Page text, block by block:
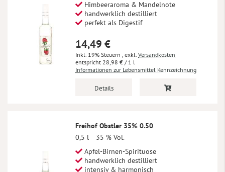
Himbeeraroma & Mandelnote
handwerklich destilliert
perfekt als Digestif
14,49 €
Inkl. 19% Steuern , exkl. Versandkosten
28,98 € / 1 l
Informationen zur Lebensmittel Kennzeichnung
Details
Freihof Obstler 35% 0.50
0,5 l
35 % Vol.
Apfel-Birnen-Spirituose
handwerklich destilliert
intensiv & harmonisch